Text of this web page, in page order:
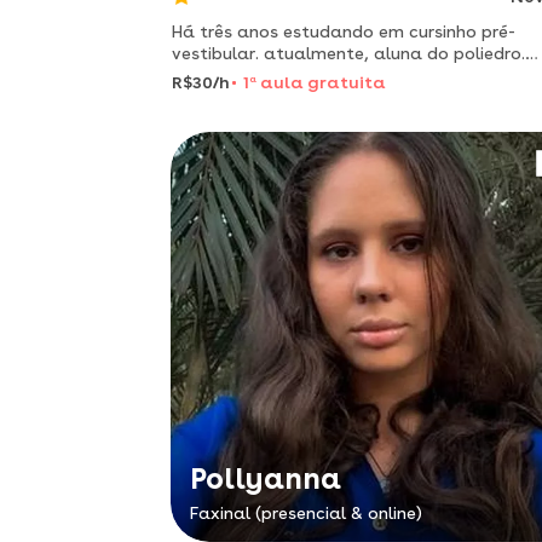
Há três anos estudando em cursinho pré-
vestibular. atualmente, aluna do poliedro.
domínio da norma culta da língua
com 960 na redação do enem.
R$30/h 1 a aula gratuita
Pollyanna
Faxinal (presencial & online)